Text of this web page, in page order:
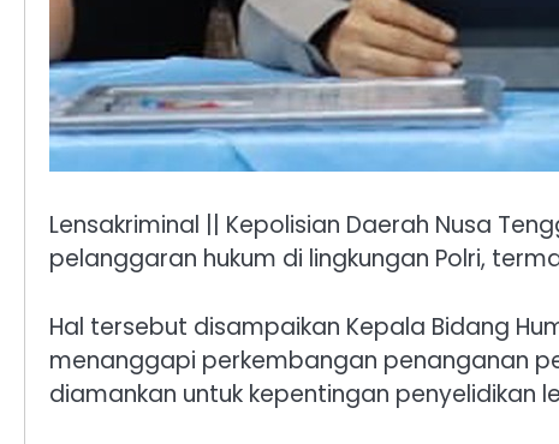
Lensakriminal || Kepolisian Daerah Nusa
pelanggaran hukum di lingkungan Polri,
Hal tersebut disampaikan Kepala Bidang
menanggapi perkembangan penanganan
diamankan untuk kepentingan penyelidikan